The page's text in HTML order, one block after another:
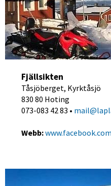
Fjällsikten
Tåsjöberget, Kyrktåsjö
830 80 Hoting
073-083 42 83 •
Webb: